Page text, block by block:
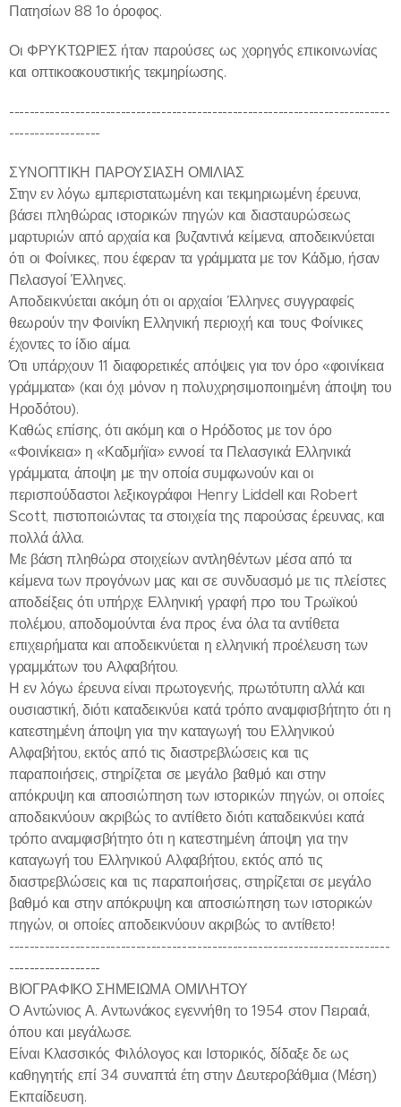
Πατησίων 88 1ο όροφος.
Οι ΦΡΥΚΤΩΡΙΕΣ ήταν παρούσες ως χορηγός επικοινωνίας
και οπτικοακουστικής τεκμηρίωσης.
---------------------------------------------------------------------------
------------------
ΣΥΝΟΠΤΙΚΗ ΠΑΡΟΥΣΙΑΣΗ ΟΜΙΛΙΑΣ
Στην εν λόγω εμπεριστατωμένη και τεκμηριωμένη έρευνα,
βάσει πληθώρας ιστορικών πηγών και διασταυρώσεως
μαρτυριών από αρχαία και βυζαντινά κείμενα, αποδεικνύεται
ότι οι Φοίνικες, που έφεραν τα γράμματα με τον Κάδμο, ήσαν
Πελασγοί Έλληνες.
Αποδεικνύεται ακόμη ότι οι αρχαίοι Έλληνες συγγραφείς
θεωρούν την Φοινίκη Ελληνική περιοχή και τους Φοίνικες
έχοντες το ίδιο αίμα.
Ότι υπάρχουν 11 διαφορετικές απόψεις για τον όρο «φοινίκεια
γράμματα» (και όχι μόνον η πολυχρησιμοποιημένη άποψη του
Ηροδότου).
Καθώς επίσης, ότι ακόμη και ο Ηρόδοτος με τον όρο
«Φοινίκεια» η «Καδμήϊα» εννοεί τα Πελασγικά Ελληνικά
γράμματα, άποψη με την οποία συμφωνούν και οι
περισπούδαστοι λεξικογράφοι Henry Liddell και Robert
Scott, πιστοποιώντας τα στοιχεία της παρούσας έρευνας, και
πολλά άλλα.
Με βάση πληθώρα στοιχείων αντληθέντων μέσα από τα
κείμενα των προγόνων μας και σε συνδυασμό με τις πλείστες
αποδείξεις ότι υπήρχε Ελληνική γραφή προ του Τρωϊκού
πολέμου, αποδομούνται ένα προς ένα όλα τα αντίθετα
επιχειρήματα και αποδεικνύεται η ελληνική προέλευση των
γραμμάτων του Αλφαβήτου.
Η εν λόγω έρευνα είναι πρωτογενής, πρωτότυπη αλλά και
ουσιαστική, διότι καταδεικνύει κατά τρόπο αναμφισβήτητο ότι η
κατεστημένη άποψη για την καταγωγή του Ελληνικού
Αλφαβήτου, εκτός από τις διαστρεβλώσεις και τις
παραποιήσεις, στηρίζεται σε μεγάλο βαθμό και στην
απόκρυψη και αποσιώπηση των ιστορικών πηγών, οι οποίες
αποδεικνύουν ακριβώς το αντίθετο διότι καταδεικνύει κατά
τρόπο αναμφισβήτητο ότι η κατεστημένη άποψη για την
καταγωγή του Ελληνικού Αλφαβήτου, εκτός από τις
διαστρεβλώσεις και τις παραποιήσεις, στηρίζεται σε μεγάλο
βαθμό και στην απόκρυψη και αποσιώπηση των ιστορικών
πηγών, οι οποίες αποδεικνύουν ακριβώς το αντίθετο!
---------------------------------------------------------------------------
------------------
ΒΙΟΓΡΑΦΙΚΟ ΣΗΜΕΙΩΜΑ ΟΜΙΛΗΤΟΥ
Ο Αντώνιος Α. Αντωνάκος εγεννήθη το 1954 στον Πειραιά,
όπου και μεγάλωσε.
Είναι Κλασσικός Φιλόλογος και Ιστορικός, δίδαξε δε ως
καθηγητής επί 34 συναπτά έτη στην Δευτεροβάθμια (Μέση)
Εκπαίδευση.